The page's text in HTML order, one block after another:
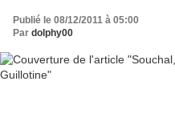
Publié le 08/12/2011 à 05:00
Par dolphy00